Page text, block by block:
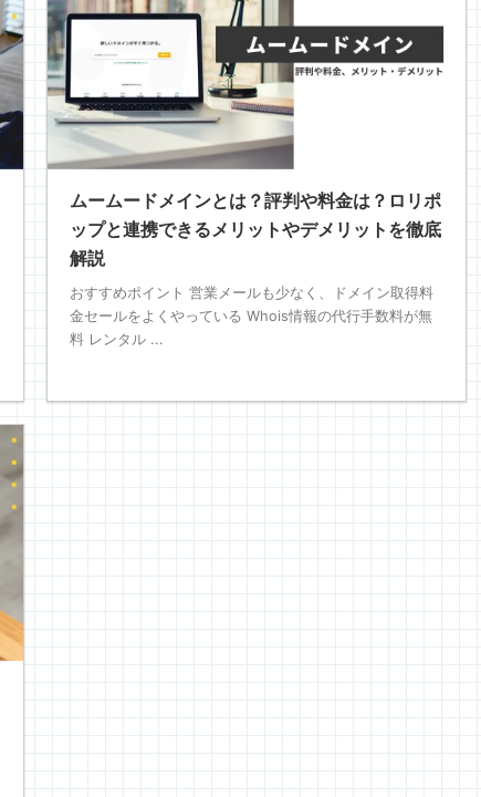
ムームードメインとは？評判や料金は？ロリポ
ップと連携できるメリットやデメリットを徹底
解説
おすすめポイント 営業メールも少なく、ドメイン取得料
金セールをよくやっている Whois情報の代行手数料が無
料 レンタル ...